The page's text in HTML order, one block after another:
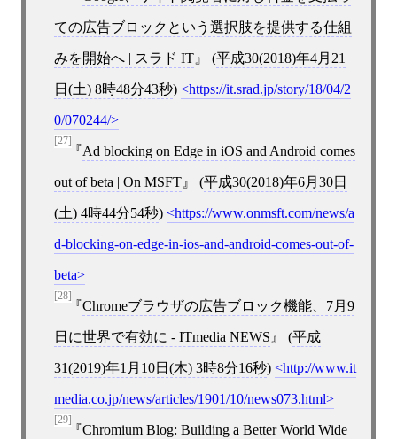
ての広告ブロックという選択肢を提供する仕組
みを開始へ | スラド IT (平成30(2018)年4月21
日(土) 8時48分43秒) https://it.srad.jp/story/18/04/2
0/070244/
[27]
Ad blocking on Edge in iOS and Android comes
out of beta | On MSFT (平成30(2018)年6月30日
(土) 4時44分54秒) https://www.onmsft.com/news/a
d-blocking-on-edge-in-ios-and-android-comes-out-of-
beta
[28]
Chromeブラウザの広告ブロック機能、7月9
日に世界で有効に - ITmedia NEWS (平成
31(2019)年1月10日(木) 3時8分16秒) http://www.it
media.co.jp/news/articles/1901/10/news073.html
[29]
Chromium Blog: Building a Better World Wide